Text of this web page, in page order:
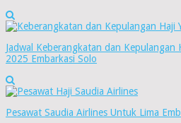
Jadwal Keberangkatan dan Kepulangan
2025 Embarkasi Solo
Pesawat Saudia Airlines Untuk Lima